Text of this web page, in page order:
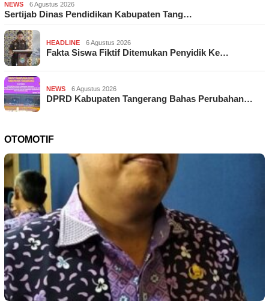
NEWS 6 Agustus 2026
Sertijab Dinas Pendidikan Kabupaten Tang…
HEADLINE 6 Agustus 2026
Fakta Siswa Fiktif Ditemukan Penyidik Ke…
NEWS 6 Agustus 2026
DPRD Kabupaten Tangerang Bahas Perubahan…
OTOMOTIF